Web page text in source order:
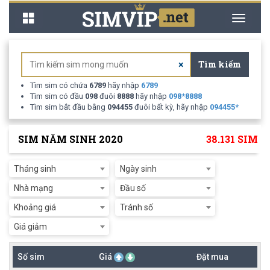
Toggle
Toggle
× Tìm kiếm
Tìm sim có chứa 6789 hãy nhập 6789
Tìm sim có đầu 098 đuôi 8888 hãy nhập 098*8888
Tìm sim bắt đầu bằng 094455 đuôi bất kỳ, hãy nhập 094455*
SIM NĂM SINH 2020 38.131 SIM
Tháng sinh
Ngày sinh
Nhà mạng
Đầu số
Khoảng giá
Tránh số
Giá giảm
Số sim Giá Đặt mua